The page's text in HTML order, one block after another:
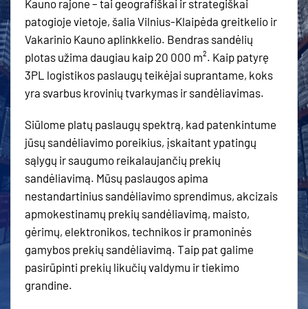
Kauno rajone – tai geografiškai ir strategiškai
patogioje vietoje, šalia Vilnius-Klaipėda greitkelio ir
Vakarinio Kauno aplinkkelio. Bendras sandėlių
plotas užima daugiau kaip 20 000 m². Kaip patyrę
3PL logistikos paslaugų teikėjai suprantame, koks
yra svarbus krovinių tvarkymas ir sandėliavimas.
Siūlome platų paslaugų spektrą, kad patenkintume
jūsų sandėliavimo poreikius, įskaitant ypatingų
sąlygų ir saugumo reikalaujančių prekių
sandėliavimą. Mūsų paslaugos apima
nestandartinius sandėliavimo sprendimus, akcizais
apmokestinamų prekių sandėliavimą, maisto,
gėrimų, elektronikos, technikos ir pramoninės
gamybos prekių sandėliavimą. Taip pat galime
pasirūpinti prekių likučių valdymu ir tiekimo
grandine.